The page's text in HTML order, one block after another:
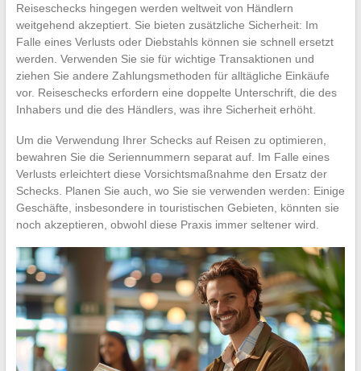
Reiseschecks hingegen werden weltweit von Händlern
weitgehend akzeptiert. Sie bieten zusätzliche Sicherheit: Im
Falle eines Verlusts oder Diebstahls können sie schnell ersetzt
werden. Verwenden Sie sie für wichtige Transaktionen und
ziehen Sie andere Zahlungsmethoden für alltägliche Einkäufe
vor. Reiseschecks erfordern eine doppelte Unterschrift, die des
Inhabers und die des Händlers, was ihre Sicherheit erhöht.
Um die Verwendung Ihrer Schecks auf Reisen zu optimieren,
bewahren Sie die Seriennummern separat auf. Im Falle eines
Verlusts erleichtert diese Vorsichtsmaßnahme den Ersatz der
Schecks. Planen Sie auch, wo Sie sie verwenden werden: Einige
Geschäfte, insbesondere in touristischen Gebieten, könnten sie
noch akzeptieren, obwohl diese Praxis immer seltener wird.